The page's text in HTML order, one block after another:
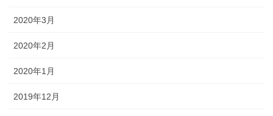
2020年3月
2020年2月
2020年1月
2019年12月